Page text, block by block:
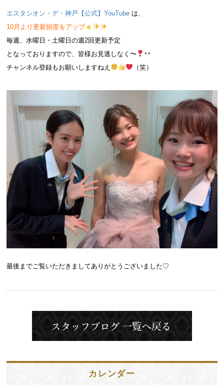
エスタシオン・デ・神戸【公式】YouTube は、
10月より更新頻度をアップ
毎週、水曜日・土曜日の週2回更新予定
となっておりますので、皆様お見逃しなく〜
チャンネル登録もお願いしますねえ
（笑）
最後までご覧いただきましてありがとうございました♡
カレンダー